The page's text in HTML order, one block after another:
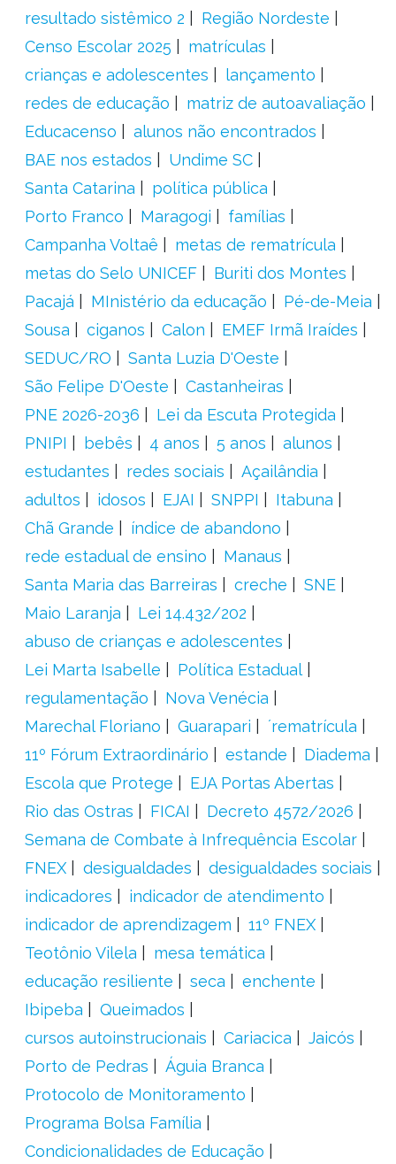
resultado sistêmico 2
Região Nordeste
Censo Escolar 2025
matrículas
crianças e adolescentes
lançamento
redes de educação
matriz de autoavaliação
Educacenso
alunos não encontrados
BAE nos estados
Undime SC
Santa Catarina
política pública
Porto Franco
Maragogi
famílias
Campanha Voltaê
metas de rematrícula
metas do Selo UNICEF
Buriti dos Montes
Pacajá
MInistério da educação
Pé-de-Meia
Sousa
ciganos Calon
EMEF Irmã Iraídes
SEDUC/RO
Santa Luzia D'Oeste
São Felipe D'Oeste
Castanheiras
PNE 2026-2036
Lei da Escuta Protegida
PNIPI
bebês 4 anos 5 anos
alunos
estudantes
redes sociais
Açailândia
adultos
idosos EJAI SNPPI
Itabuna
Chã Grande
índice de abandono
rede estadual de ensino
Manaus
Santa Maria das Barreiras
creche
SNE
Maio Laranja
Lei 14.432/202
abuso de crianças e adolescentes
Lei Marta Isabelle
Política Estadual
regulamentação
Nova Venécia
Marechal Floriano
Guarapari
´rematrícula
11º Fórum Extraordinário
estande
Diadema
Escola que Protege
EJA Portas Abertas
Rio das Ostras
FICAI
Decreto 4572/2026
Semana de Combate à Infrequência Escolar
FNEX
desigualdades
desigualdades sociais
indicadores
indicador de atendimento
indicador de aprendizagem
11º FNEX
Teotônio Vilela
mesa temática
educação resiliente
seca
enchente
Ibipeba
Queimados
cursos autoinstrucionais
Cariacica
Jaicós
Porto de Pedras
Águia Branca
Protocolo de Monitoramento
Programa Bolsa Família
Condicionalidades de Educação